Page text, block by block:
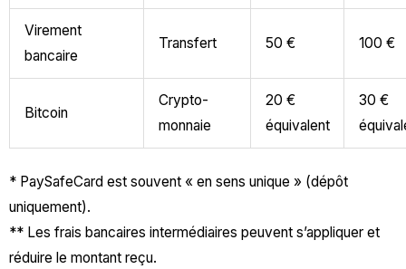
Virement
bancaire
Transfert 50 € 100 €
Bitcoin
Crypto-
monnaie
20 €
équivalent
30 €
* PaySafeCard est souvent « en sens unique » (dépôt
uniquement).
** Les frais bancaires intermédiaires peuvent s’appliquer et
réduire le montant reçu.